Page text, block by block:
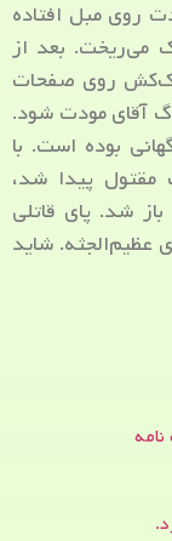
روی مبل افتاده
می‌ریخت. بعد از
روی صفحات
آقای مودت شود.
بوده است. با
مقتول پیدا شد،
شد. پای قاتلی
عظیم‌الجثه. شاید